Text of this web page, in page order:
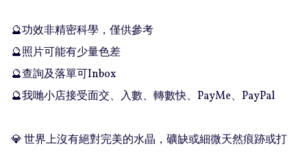
🔮功效非精密科學，僅供參考
🔮照片可能有少量色差
🔮查詢及落單可Inbox
🔮我哋小店接受面交、入數、轉數快、PayMe、PayPal
💎 世界上沒有絕對完美的水晶，礦缺或細微天然痕跡或打